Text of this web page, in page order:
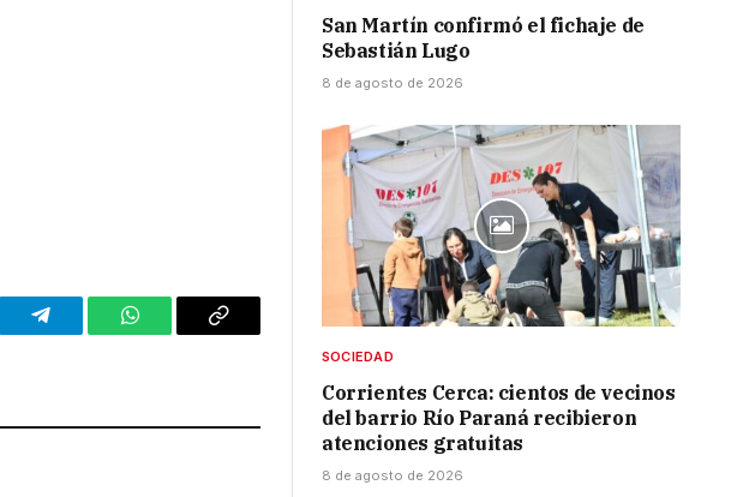
Telegram WhatsAppCopy
San Martín confirmó el fichaje de
Sebastián Lugo
8 de agosto de 2026
SOCIEDAD
Corrientes Cerca: cientos de vecinos
del barrio Río Paraná recibieron
atenciones gratuitas
8 de agosto de 2026